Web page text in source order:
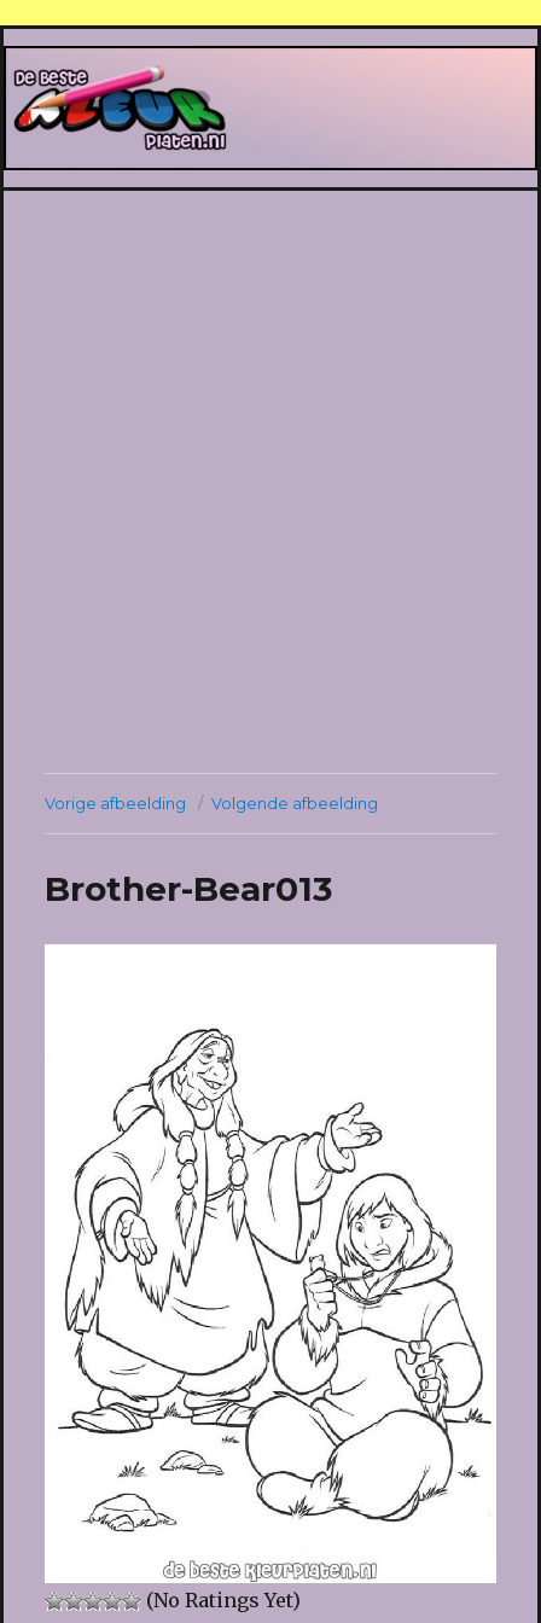
De Beste Kleurplaten
Vorige afbeelding Volgende afbeelding
Brother-Bear013
(No Ratings Yet)